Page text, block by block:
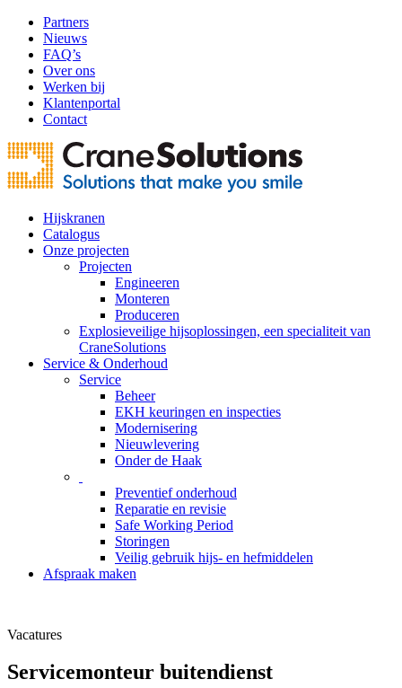
Partners
Nieuws
FAQ’s
Over ons
Werken bij
Klantenportal
Contact
Hijskranen
Catalogus
Onze projecten
Projecten
Engineeren
Monteren
Produceren
Explosieveilige hijsoplossingen, een specialiteit van
CraneSolutions
Service & Onderhoud
Service
Beheer
EKH keuringen en inspecties
Modernisering
Nieuwlevering
Onder de Haak
Preventief onderhoud
Reparatie en revisie
Safe Working Period
Storingen
Veilig gebruik hijs- en hefmiddelen
Afspraak maken
Vacatures
Servicemonteur buitendienst